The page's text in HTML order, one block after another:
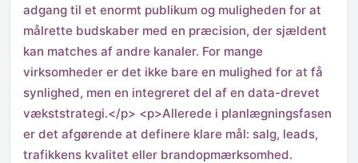
adgang til et enormt publikum og muligheden for at
målrette budskaber med en præcision, der sjældent
kan matches af andre kanaler. For mange
virksomheder er det ikke bare en mulighed for at få
synlighed, men en integreret del af en data-drevet
vækststrategi.</p> <p>Allerede i planlægningsfasen
er det afgørende at definere klare mål: salg, leads,
trafikkens kvalitet eller brandopmærksomhed.